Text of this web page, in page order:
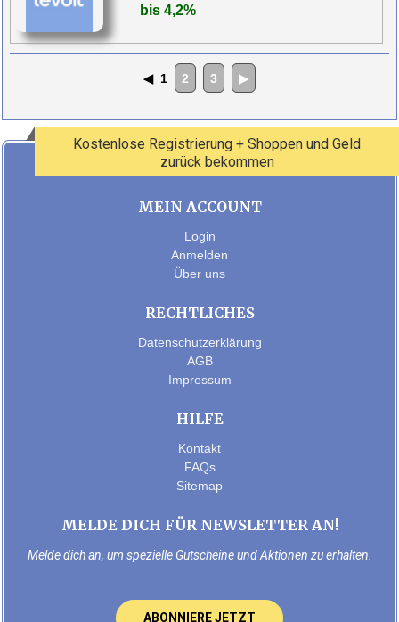
bis 4,2%
◀ 1 2 3 ▶
Kostenlose Registrierung + Shoppen und Geld
zurück bekommen
MEIN ACCOUNT
Login
Anmelden
Über uns
RECHTLICHES
Datenschutzerklärung
AGB
Impressum
HILFE
Kontakt
FAQs
Sitemap
MELDE DICH FÜR NEWSLETTER AN!
Melde dich an, um spezielle Gutscheine und Aktionen zu erhalten.
ABONNIERE JETZT